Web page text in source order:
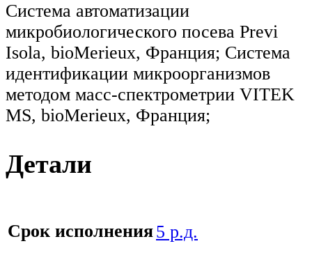
Система автоматизации
микробиологического посева Previ
Isola, bioMerieux, Франция; Система
идентификации микроорганизмов
методом масс-спектрометрии VITEK
MS, bioMerieux, Франция;
Детали
Срок исполнения5 р.д.